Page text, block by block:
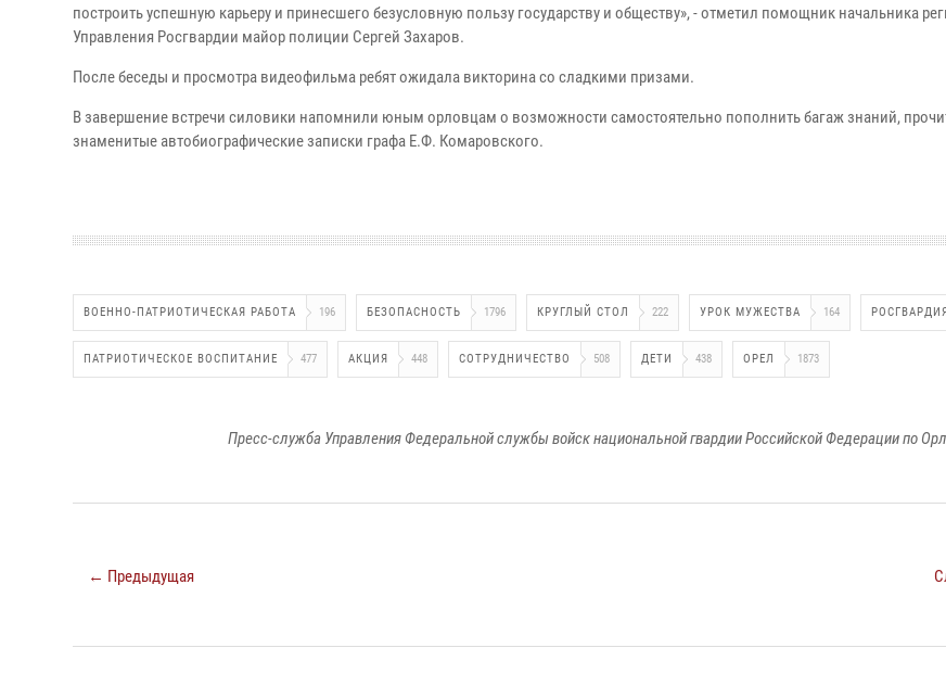
построить успешную карьеру и принесшего безусловную пользу государству и обществу», - отметил помощник начальника
Управления Росгвардии майор полиции Сергей Захаров.
После беседы и просмотра видеофильма ребят ожидала викторина со сладкими призами.
В завершение встречи силовики напомнили юным орловцам о возможности самостоятельно пополнить багаж знаний,
знаменитые автобиографические записки графа Е.Ф. Комаровского.
ВОЕННО-ПАТРИОТИЧЕСКАЯ РАБОТА 196 БЕЗОПАСНОСТЬ 1796 КРУГЛЫЙ СТОЛ 222 УРОК МУЖЕСТВА 164
ПАТРИОТИЧЕСКОЕ ВОСПИТАНИЕ 477 АКЦИЯ 448 СОТРУДНИЧЕСТВО 508 ДЕТИ 438 ОРЕЛ 1873
Пресс-служба Управления Федеральной службы войск национальной гвардии Российской Федерации по
← Предыдущая